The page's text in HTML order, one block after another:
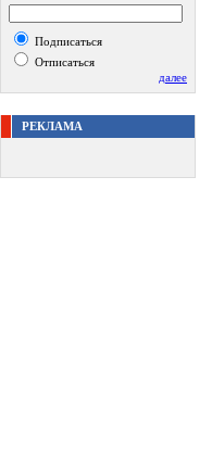
Подписаться
Отписаться
далее
РЕКЛАМА